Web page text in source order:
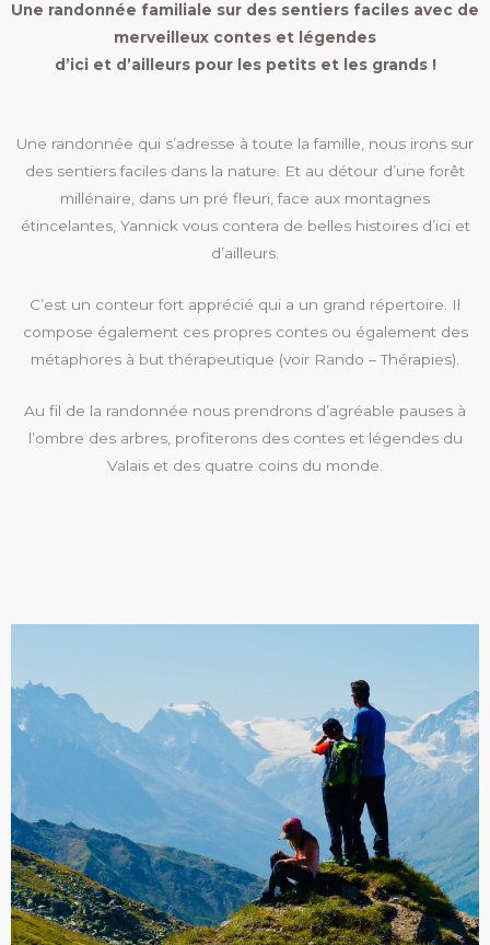
Une randonnée familiale sur des sentiers faciles avec de
merveilleux contes et légendes
d’ici et d’ailleurs pour les petits et les grands !
Une randonnée qui s’adresse à toute la famille, nous irons sur
des sentiers faciles dans la nature. Et au détour d’une forêt
millénaire, dans un pré fleuri, face aux montagnes
étincelantes, Yannick vous contera de belles histoires d’ici et
d’ailleurs.
C’est un conteur fort apprécié qui a un grand répertoire. Il
compose également ces propres contes ou également des
métaphores à but thérapeutique (voir Rando – Thérapies).
Au fil de la randonnée nous prendrons d’agréable pauses à
l’ombre des arbres, profiterons des contes et légendes du
Valais et des quatre coins du monde.